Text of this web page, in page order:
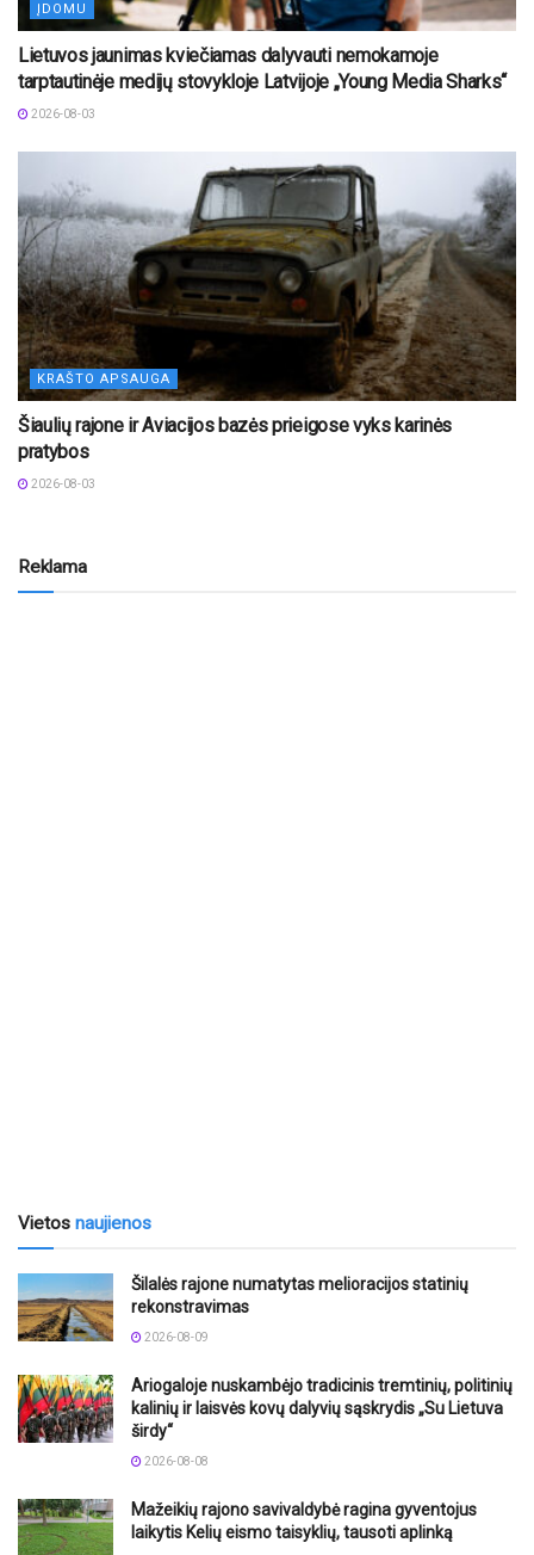
ĮDOMU
Lietuvos jaunimas kviečiamas dalyvauti nemokamoje
tarptautinėje medijų stovykloje Latvijoje „Young Media Sharks“
2026-08-03
KRAŠTO APSAUGA
Šiaulių rajone ir Aviacijos bazės prieigose vyks karinės
pratybos
2026-08-03
Reklama
Vietos naujienos
Šilalės rajone numatytas melioracijos statinių
rekonstravimas
2026-08-09
Ariogaloje nuskambėjo tradicinis tremtinių, politinių
kalinių ir laisvės kovų dalyvių sąskrydis „Su Lietuva
širdy“
2026-08-08
Mažeikių rajono savivaldybė ragina gyventojus
laikytis Kelių eismo taisyklių, tausoti aplinką